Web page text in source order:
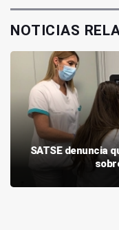
NOTICIAS
SATSE denuncia